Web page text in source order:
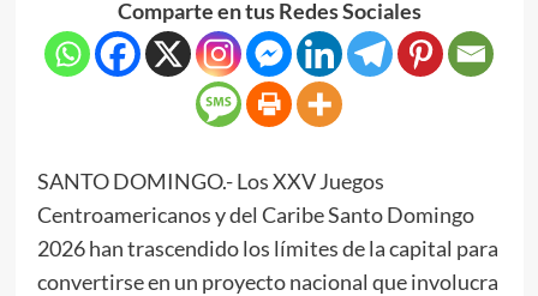
Comparte en tus Redes Sociales
SANTO DOMINGO.- Los XXV Juegos
Centroamericanos y del Caribe Santo Domingo
2026 han trascendido los límites de la capital para
convertirse en un proyecto nacional que involucra